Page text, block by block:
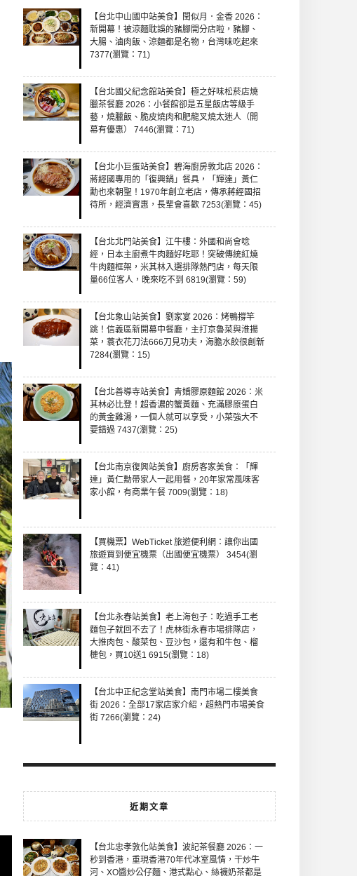
【台北中山國中站美食】閏似月．金香 2026：
新開幕！被涼麵耽誤的豬腳開分店啦，豬腳、
大腸、滷肉飯、涼麵都是名物，台灣味吃起來
7377(瀏覽：71)
【台北國父紀念館站美食】極之好味松菸店燒
臘茶餐廳 2026：小餐館卻是五星飯店等級手
藝，燒臘飯、脆皮燒肉和肥龍叉燒太迷人（開
幕有優惠） 7446(瀏覽：71)
【台北小巨蛋站美食】碧海廚房敦北店 2026：
蔣經國專用的「復興鍋」餐具，「輝達」黃仁
勳也來朝聖！1970年創立老店，傳承蔣經國招
待所，經濟實惠，長輩會喜歡 7253(瀏覽：45)
【台北北門站美食】江牛樓：外國和尚會唸
經，日本主廚煮牛肉麵好吃耶！突破傳統紅燒
牛肉麵框架，米其林入選排隊熱門店，每天限
量66位客人，晚來吃不到 6819(瀏覽：59)
【台北象山站美食】劉家宴 2026：烤鴨撐竿
跳！信義區新開幕中餐廳，主打京魯菜與淮揚
菜，蓑衣花刀法666刀見功夫，海膽水餃很創新
7284(瀏覽：15)
【台北善導寺站美食】青嬌膠原麵館 2026：米
其林必比登！超香濃的蟹黃麵、充滿膠原蛋白
的黃金雞湯，一個人就可以享受，小菜強大不
要錯過 7437(瀏覽：25)
【台北南京復興站美食】廚房客家美食：「輝
達」黃仁勳帶家人一起用餐，20年家常風味客
家小館，有商業午餐 7009(瀏覽：18)
【買機票】WebTicket 旅遊便利網：讓你出國
旅遊買到便宜機票（出國便宜機票） 3454(瀏
覽：41)
【台北永春站美食】老上海包子：吃過手工老
麵包子就回不去了！虎林街永春市場排隊店，
大推肉包、酸菜包、豆沙包，還有和牛包、榴
槤包，買10送1 6915(瀏覽：18)
【台北中正紀念堂站美食】南門市場二樓美食
街 2026：全部17家店家介紹，超熱門市場美食
街 7266(瀏覽：24)
近期文章
【台北忠孝敦化站美食】波記茶餐廳 2026：一
秒到香港，重現香港70年代冰室風情，干炒牛
河、XO醬炒公仔麵、港式點心、絲襪奶茶都是